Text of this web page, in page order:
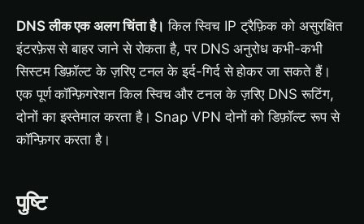
DNS लीक एक अलग चिंता है। किल स्विच IP ट्रैफ़िक को असुरक्षित
इंटरफ़ेस से बाहर जाने से रोकता है, पर DNS अनुरोध कभी-कभी
सिस्टम डिफ़ॉल्ट के ज़रिए टनल के इर्द-गिर्द से होकर जा सकते हैं।
एक पूर्ण कॉन्फ़िगरेशन किल स्विच और टनल के ज़रिए DNS रूटिंग,
दोनों का इस्तेमाल करता है। Snap VPN दोनों को डिफ़ॉल्ट रूप से
कॉन्फ़िगर करता है।
पुष्टि